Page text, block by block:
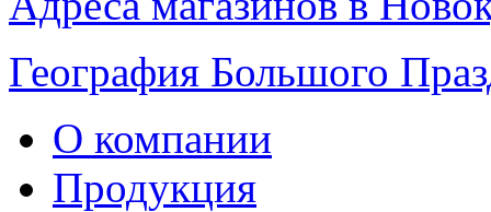
География Большого
О компании
Продукция